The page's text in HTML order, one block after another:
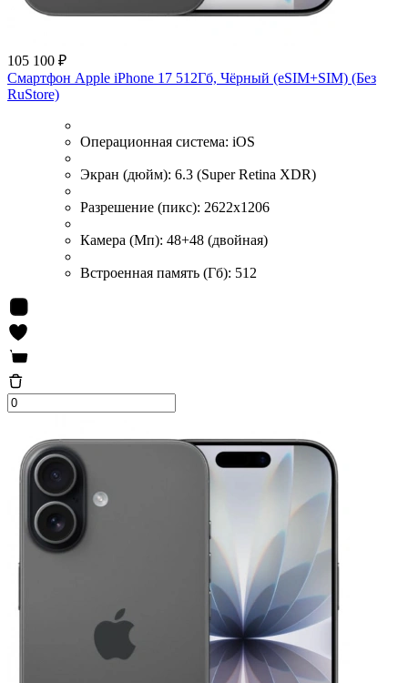
105 100 ₽
Смартфон Apple iPhone 17 512Гб, Чёрный (eSIM+SIM) (Без
RuStore)
Операционная система: iOS
Экран (дюйм): 6.3 (Super Retina XDR)
Разрешение (пикс): 2622x1206
Камера (Мп): 48+48 (двойная)
Встроенная память (Гб): 512